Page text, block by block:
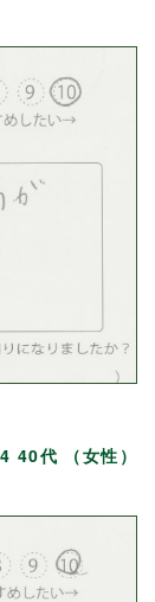
40代 （女性）